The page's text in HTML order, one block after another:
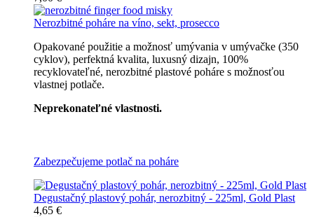
Nerozbitné poháre na víno, sekt, prosecco
Opakované použitie a možnosť umývania v umývačke (350
cyklov), perfektná kvalita, luxusný dizajn, 100%
recyklovateľné, nerozbitné plastové poháre s možnosťou
vlastnej potlače.
Neprekonateľné vlastnosti.
Zabezpečujeme potlač na poháre
Degustačný plastový pohár, nerozbitný - 225ml, Gold Plast
4,65 €